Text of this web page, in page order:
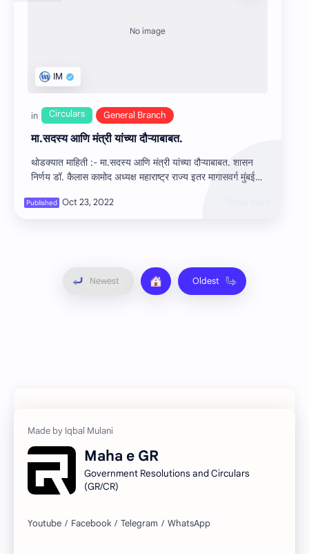
मा.सदस्‍य आणि मंत्री यांच्‍या दौऱ्याबाबत.
थोडक्यात माहिती :- मा.सदस्‍य आणि मंत्री यांच्‍या दौऱ्याबाबत. शासन
निर्णय डॉ. कैलास कामोद अध्‍यक्ष महाराष्‍ट्र राज्‍य इतर मागासवर्ग मुंबई
Maha e GR
Government Resolutions and Circulars
(GR/CR)